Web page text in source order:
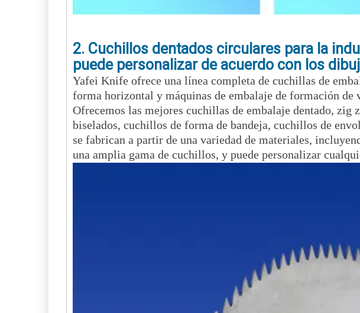
2. Cuchillos dentados circulares para la
puede personalizar de acuerdo con los
Yafei Knife ofrece una línea completa de cuchillas de
forma horizontal y máquinas de embalaje de formación de
Ofrecemos las mejores cuchillas de embalaje dentado,
biselados, cuchillos de forma de bandeja, cuchillos de
se fabrican a partir de una variedad de materiales,
una amplia gama de cuchillos, y puede personalizar